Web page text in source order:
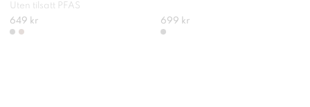
Uten tilsatt PFAS
649 kr
699 kr